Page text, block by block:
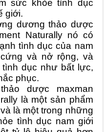
sức khỏe tình dục
giới.
dương thảo dược
Naturally nó có
tình dục của nam
và nở rộng, và
dục như bất lực,
phục.
dược maxman
là một sản phẩm
là một trong những
tình dục nam giới